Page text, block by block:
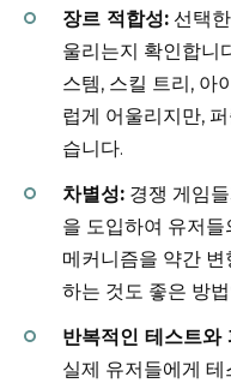
장르 적합성: 선택
울리는지 확인합니
스템, 스킬 트리, 아
럽게 어울리지만,
습니다.
차별성: 경쟁 게임
을 도입하여 유저
메커니즘을 약간
하는 것도 좋은 방
반복적인 테스트와
실제 유저들에게